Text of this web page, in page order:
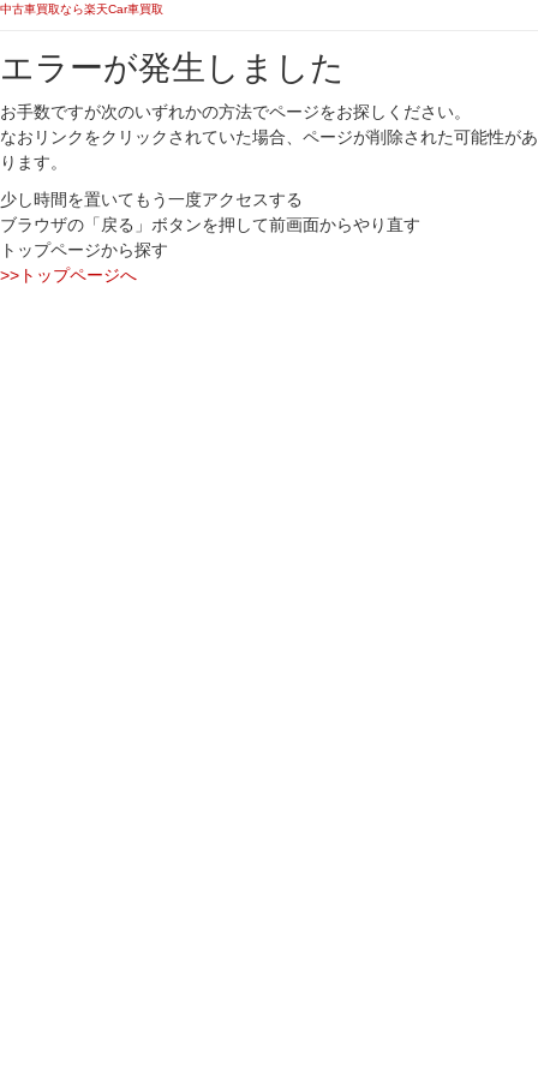
中古車買取なら楽天Car車買取
エラーが発生しました
お手数ですが次のいずれかの方法でページをお探しください。
なおリンクをクリックされていた場合、ページが削除された可能性があ
ります。
少し時間を置いてもう一度アクセスする
ブラウザの「戻る」ボタンを押して前画面からやり直す
トップページから探す
>>トップページへ